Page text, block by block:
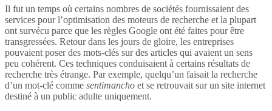
Il fut un temps où certains nombres de sociétés fournissaient des
services pour l’optimisation des moteurs de recherche et la plupart
ont survécu parce que les règles Google ont été faites pour être
transgressées. Retour dans les jours de gloire, les entreprises
pouvaient poser des mots-clés sur des articles qui avaient un sens
peu cohérent. Ces techniques conduisaient à certains résultats de
recherche très étrange. Par exemple, quelqu’un faisait la recherche
d’un mot-clé comme sentimancho et se retrouvait sur un site internet
destiné à un public adulte uniquement.